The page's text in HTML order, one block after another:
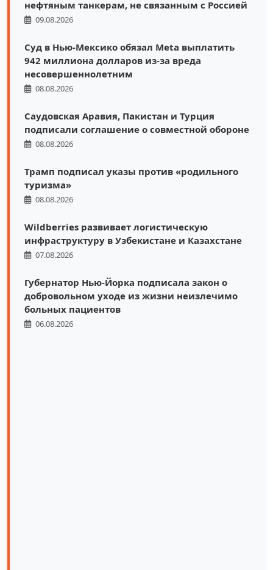
нефтяным танкерам, не связанным с Россией
09.08.2026
Суд в Нью-Мексико обязал Meta выплатить
942 миллиона долларов из-за вреда
несовершеннолетним
08.08.2026
Саудовская Аравия, Пакистан и Турция
подписали соглашение о совместной обороне
08.08.2026
Трамп подписал указы против «родильного
туризма»
08.08.2026
Wildberries развивает логистическую
инфраструктуру в Узбекистане и Казахстане
07.08.2026
Губернатор Нью-Йорка подписала закон о
добровольном уходе из жизни неизлечимо
больных пациентов
06.08.2026